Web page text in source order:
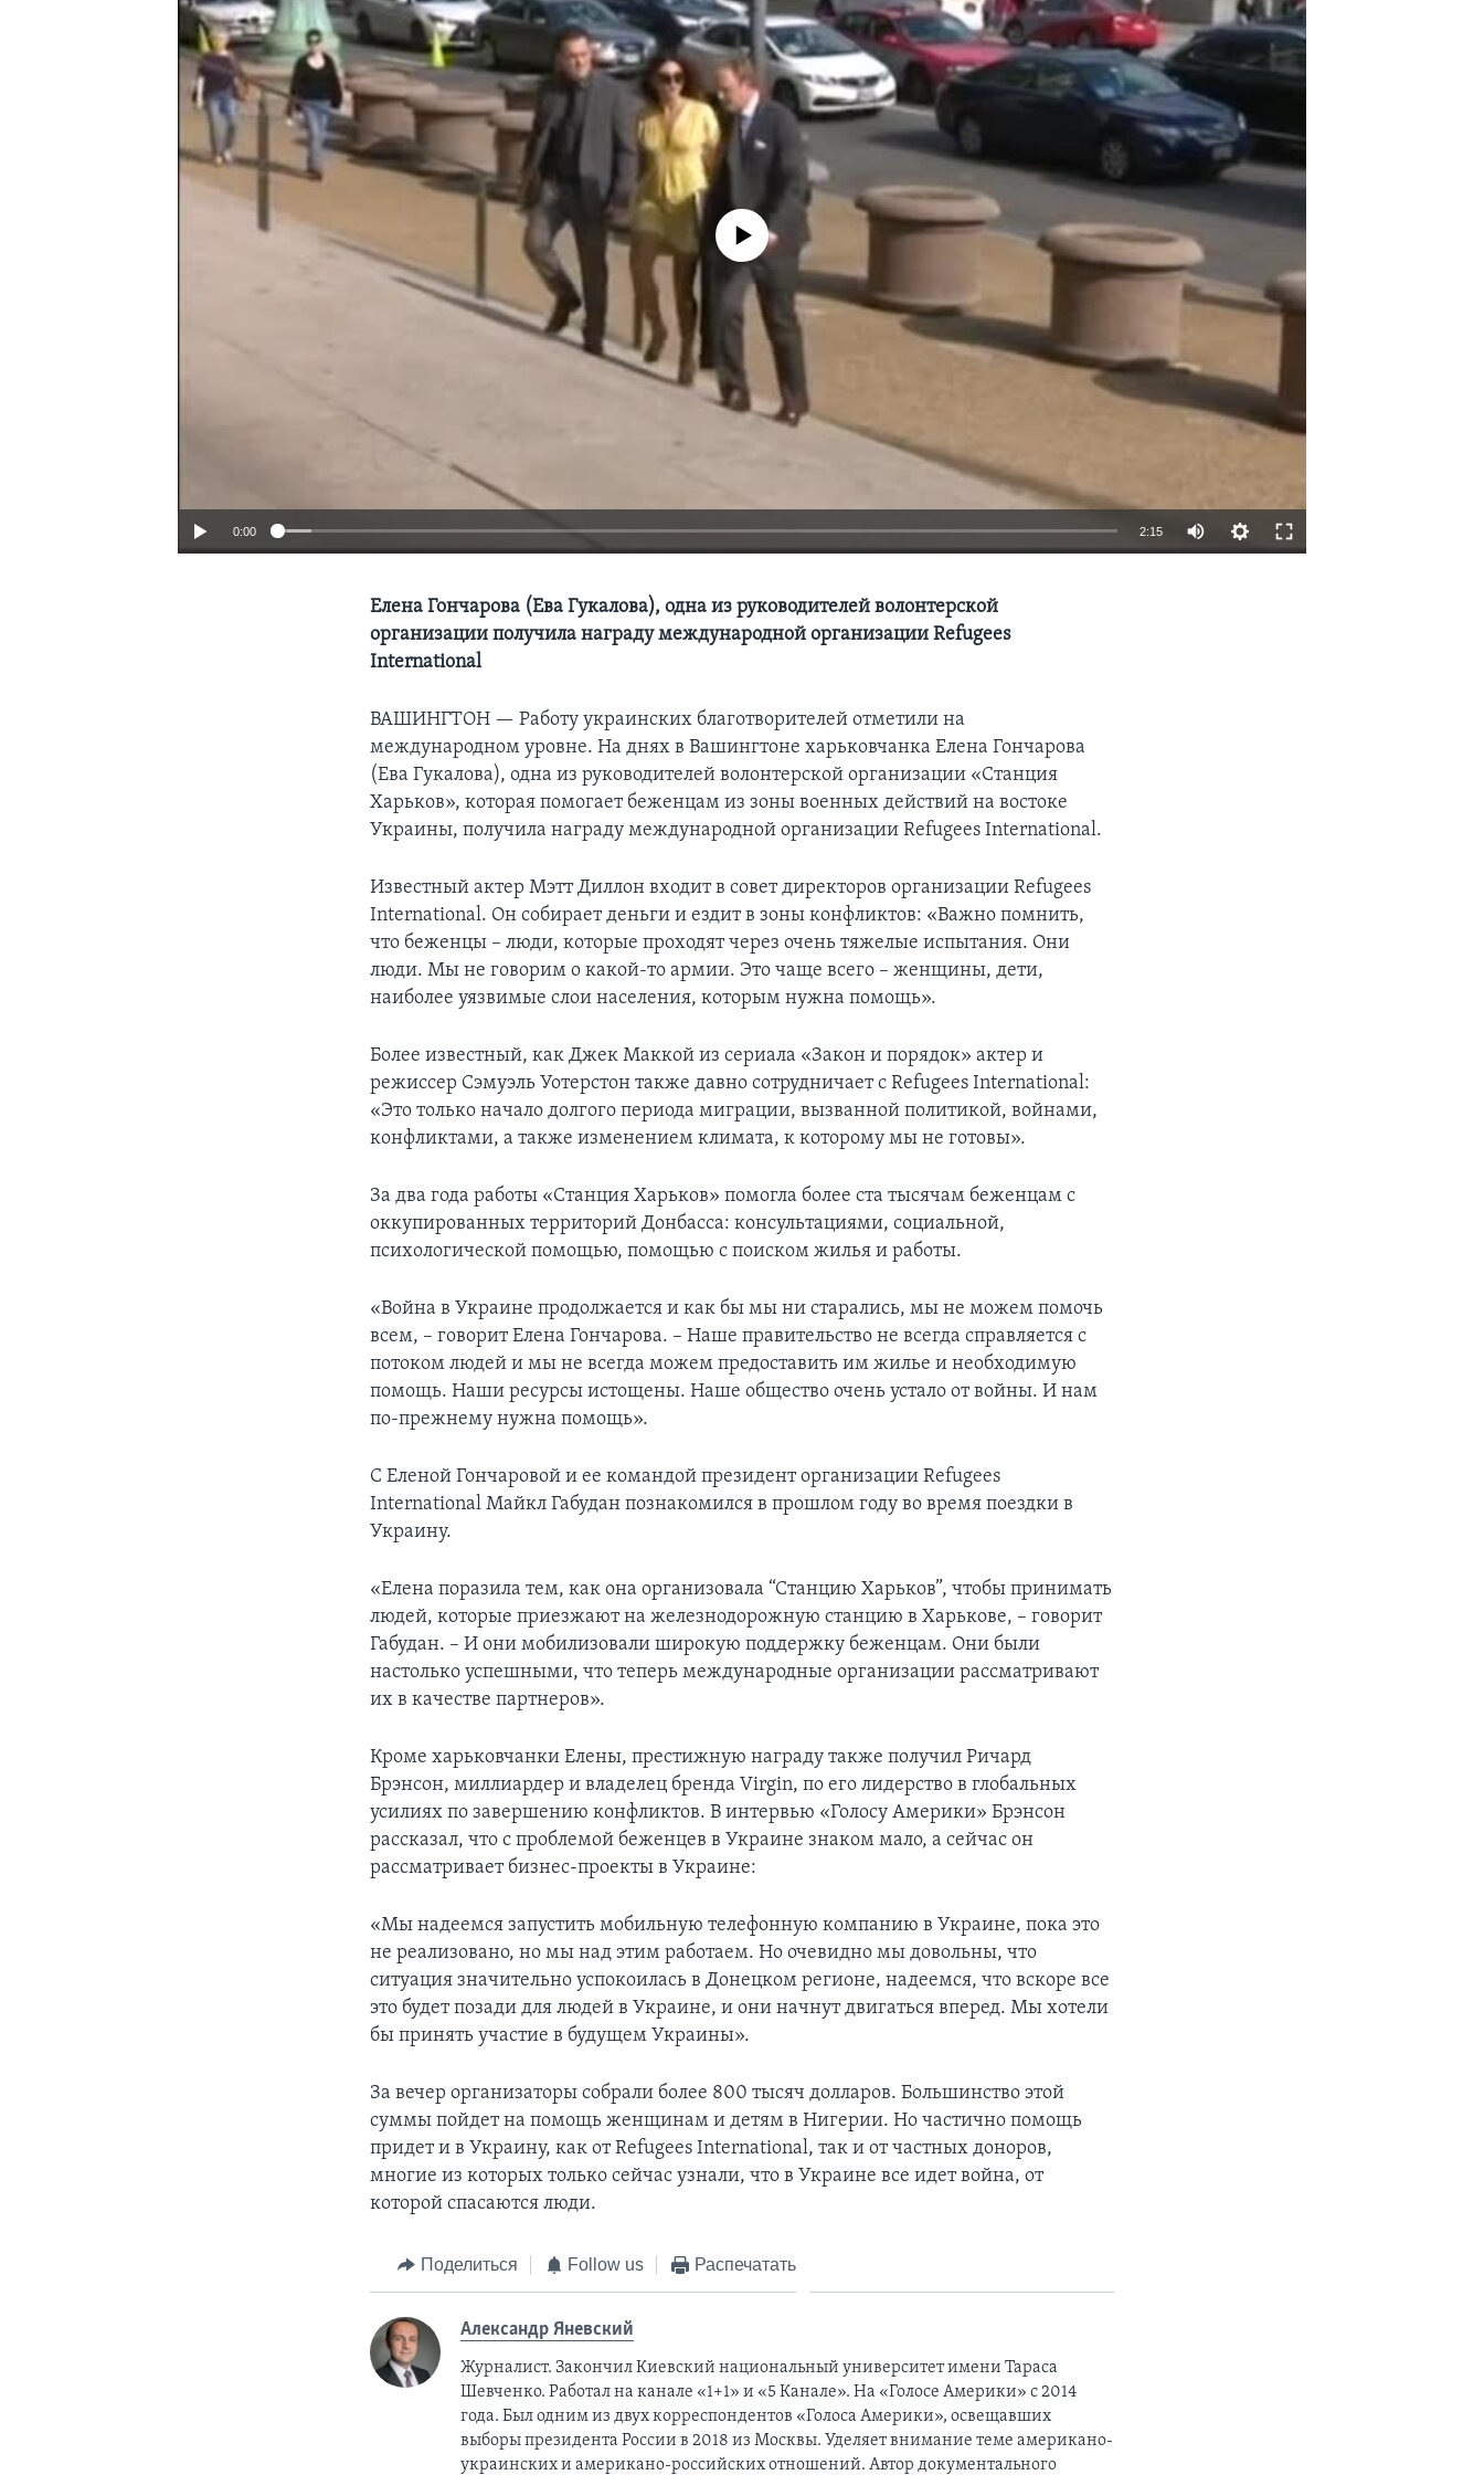
No media source currently available
0:00 2:15
Елена Гончарова (Ева Гукалова), одна из руководителей волонтерской
организации получила награду международной организации Refugees
International
ВАШИНГТОН —Работу украинских благотворителей отметили на
международном уровне. На днях в Вашингтоне харьковчанка Елена Гончарова
(Ева Гукалова), одна из руководителей волонтерской организации «Станция
Харьков», которая помогает беженцам из зоны военных действий на востоке
Украины, получила награду международной организации Refugees International.
Известный актер Мэтт Диллон входит в совет директоров организации Refugees
International. Он собирает деньги и ездит в зоны конфликтов: «Важно помнить,
что беженцы – люди, которые проходят через очень тяжелые испытания. Они
люди. Мы не говорим о какой-то армии. Это чаще всего – женщины, дети,
наиболее уязвимые слои населения, которым нужна помощь».
Более известный, как Джек Маккой из сериала «Закон и порядок» актер и
режиссер Сэмуэль Уотерстон также давно сотрудничает с Refugees International:
«Это только начало долгого периода миграции, вызванной политикой, войнами,
конфликтами, а также изменением климата, к которому мы не готовы».
За два года работы «Станция Харьков» помогла более ста тысячам беженцам с
оккупированных территорий Донбасса: консультациями, социальной,
психологической помощью, помощью с поиском жилья и работы.
«Война в Украине продолжается и как бы мы ни старались, мы не можем помочь
всем, – говорит Елена Гончарова. – Наше правительство не всегда справляется с
потоком людей и мы не всегда можем предоставить им жилье и необходимую
помощь. Наши ресурсы истощены. Наше общество очень устало от войны. И нам
по-прежнему нужна помощь».
С Еленой Гончаровой и ее командой президент организации Refugees
International Майкл Габудан познакомился в прошлом году во время поездки в
Украину.
«Елена поразила тем, как она организовала “Станцию Харьков”, чтобы принимать
людей, которые приезжают на железнодорожную станцию в Харькове, – говорит
Габудан. – И они мобилизовали широкую поддержку беженцам. Они были
настолько успешными, что теперь международные организации рассматривают
их в качестве партнеров».
Кроме харьковчанки Елены, престижную награду также получил Ричард
Брэнсон, миллиардер и владелец бренда Virgin, по его лидерство в глобальных
усилиях по завершению конфликтов. В интервью «Голосу Америки» Брэнсон
рассказал, что с проблемой беженцев в Украине знаком мало, а сейчас он
рассматривает бизнес-проекты в Украине:
«Мы надеемся запустить мобильную телефонную компанию в Украине, пока это
не реализовано, но мы над этим работаем. Но очевидно мы довольны, что
ситуация значительно успокоилась в Донецком регионе, надеемся, что вскоре все
это будет позади для людей в Украине, и они начнут двигаться вперед. Мы хотели
бы принять участие в будущем Украины».
За вечер организаторы собрали более 800 тысяч долларов. Большинство этой
суммы пойдет на помощь женщинам и детям в Нигерии. Но частично помощь
придет и в Украину, как от Refugees International, так и от частных доноров,
многие из которых только сейчас узнали, что в Украине все идет война, от
которой спасаются люди.
Поделиться Follow us Распечатать
Александр Яневский
Журналист. Закончил Киевский национальный университет имени Тараса
Шевченко. Работал на канале «1+1» и «5 Канале». На «Голосе Америки» с 2014
года. Был одним из двух корреспондентов «Голоса Америки», освещавших
выборы президента России в 2018 из Москвы. Уделяет внимание теме американо-
украинских и американо-российских отношений. Автор документального